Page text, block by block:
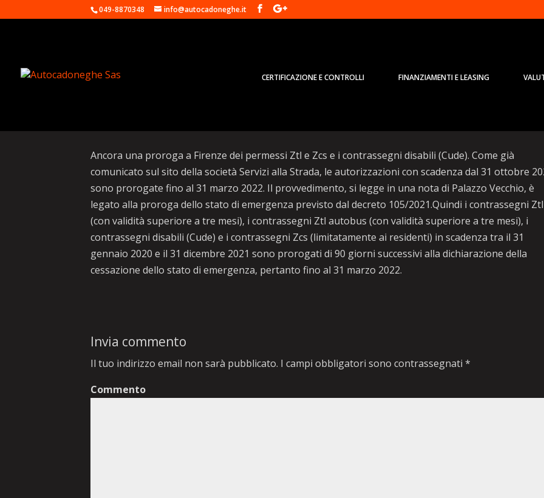
049-8870348 info@autocadoneghe.it
CERTIFICAZIONE E CONTROLLI FINANZIAMENTI E LEASING
Ancora una proroga a Firenze dei permessi Ztl e Zcs e i contrassegni disabili (Cude). Come già
comunicato sul sito della società Servizi alla Strada, le autorizzazioni con scadenza dal 31 ottobre
sono prorogate fino al 31 marzo 2022. Il provvedimento, si legge in una nota di Palazzo Vecchio, è
legato alla proroga dello stato di emergenza previsto dal decreto 105/2021.Quindi i contrassegni Ztl
(con validità superiore a tre mesi), i contrassegni Ztl autobus (con validità superiore a tre mesi), i
contrassegni disabili (Cude) e i contrassegni Zcs (limitatamente ai residenti) in scadenza tra il 31
gennaio 2020 e il 31 dicembre 2021 sono prorogati di 90 giorni successivi alla dichiarazione della
cessazione dello stato di emergenza, pertanto fino al 31 marzo 2022.
Invia commento
Il tuo indirizzo email non sarà pubblicato. I campi obbligatori sono contrassegnati*
Commento